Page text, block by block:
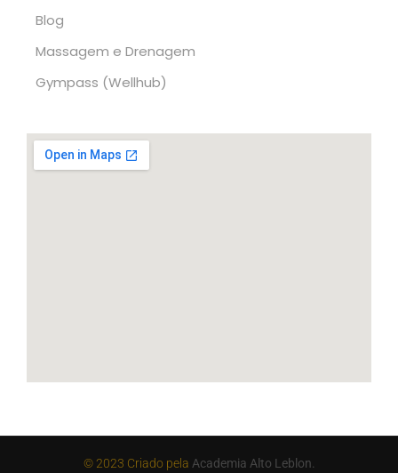
Blog
Massagem e Drenagem
Gympass (Wellhub)
© 2023 Criado pela Academia Alto Leblon.